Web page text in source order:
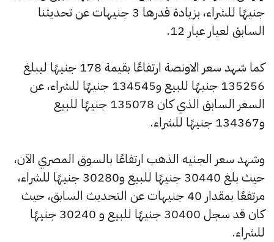
جنيهًا للشراء، بزيادة قدرها 3 جنيهات عن تحديثنا
السابق لعيار عيار 12.
كما شهد سعر الاونصة ارتفاعًا بقيمة 178 جنيهًا ليبلغ
135256 جنيهًا للبيع و134545 جنيهًا للشراء، عن
السعر السابق الذي كان 135078 جنيهًا للبيع
و134367 جنيهًا للشراء.
وشهد سعر الجنيه الذهب ارتفاعًا بالسوق المصري الآن،
حيث بلغ 30440 جنيهًا للبيع و30280 جنيهًا للشراء،
مرتفعًا بمقدار 40 جنيهات عن التحديث السابق، حيث
كان قد سجل 30400 جنيهًا للبيع و 30240 جنيهًا
للشراء.